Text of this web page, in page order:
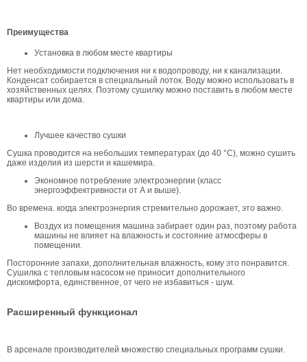
Преимущества
Установка в любом месте квартиры
Нет необходимости подключения ни к водопроводу, ни к канализации.
Конденсат собирается в специальный лоток. Воду можно использовать в
хозяйственных целях. Поэтому сушилку можно поставить в любом месте
квартиры или дома.
Лучшее качество сушки
Сушка проводится на небольших температурах (до 40 °С), можно сушить
даже изделия из шерсти и кашемира.
Экономное потребление электроэнергии (класс
энергоэффектривности от А и выше).
Во времена. когда электроэнергия стремительно дорожает, это важно.
Воздух из помещения машина забирает один раз, поэтому работа
машины не влияет на влажность и состояние атмосферы в
помещении.
Посторонние запахи, дополнительная влажность, кому это понравится.
Сушилка с тепловым насосом не приносит дополнительного
дискомфорта, единственное, от чего не избавиться - шум.
Расширенный функционал
В арсенале производителей множество специальных программ сушки.